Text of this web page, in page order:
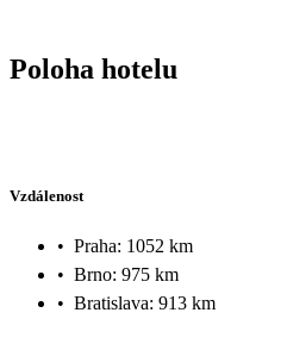
Poloha hotelu
Vzdálenost
• Praha: 1052 km
• Brno: 975 km
• Bratislava: 913 km